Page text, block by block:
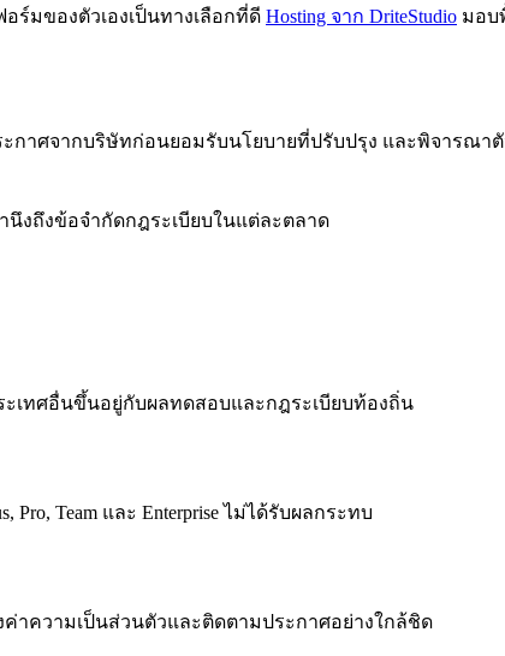
ร์มของตัวเองเป็นทางเลือกที่ดี Hosting จาก DriteStudio มอบ
กาศจากบริษัทก่อนยอมรับนโยบายที่ปรับปรุง และพิจารณา
งถึงข้อจำกัดกฎระเบียบในแต่ละตลาด
เทศอื่นขึ้นอยู่กับผลทดสอบและกฎระเบียบท้องถิ่น
Team และ Enterprise ไม่ได้รับผลกระทบ
ค่าความเป็นส่วนตัวและติดตามประกาศอย่างใกล้ชิด